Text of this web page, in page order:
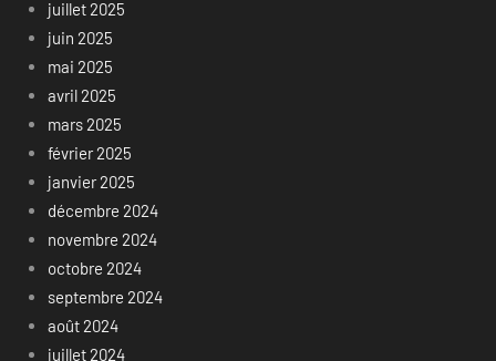
juillet 2025
juin 2025
mai 2025
avril 2025
mars 2025
février 2025
janvier 2025
décembre 2024
novembre 2024
octobre 2024
septembre 2024
août 2024
juillet 2024